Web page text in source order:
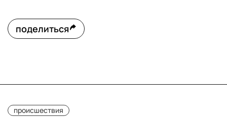
поделиться
происшествия